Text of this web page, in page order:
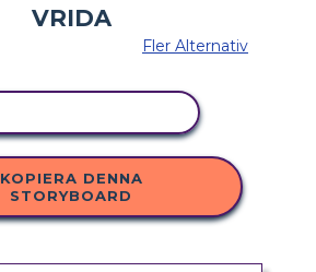
Fler Alternativ
KOPIERA DENNA
STORYBOARD